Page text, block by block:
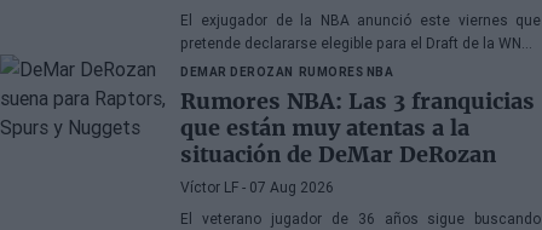
El exjugador de la NBA anunció este viernes que
pretende declararse elegible para el Draft de la WNBA
de 2027
DEMAR DEROZAN RUMORES NBA
Rumores NBA: Las 3 franquicias
que están muy atentas a la
situación de DeMar DeRozan
Víctor LF - 07 Aug 2026
El veterano jugador de 36 años sigue buscando